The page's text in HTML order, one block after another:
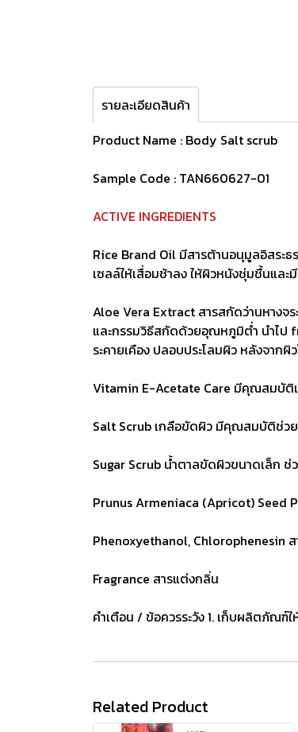
รายละเอียดสินค้า
Product Name : Body Salt scrub
Sample Code : TAN660627-01
ACTIVE INGREDIENTS
Rice Brand Oil มีสารต้านอนุมูลอิสระ
เซลล์ให้เสื่อมช้าลง ให้ผิวหนังชุ่มชื้นแล
Aloe Vera Extract สารสกัดว่านหางจร
และกรรมวิธีสกัดด้วยอุณหภูมิต่ำ นำไป
ระคายเคือง ปลอบประโลมผิว หลังจากผิ
Vitamin E-Acetate Care มีคุณสมบัติ
Salt Scrub เกลือขัดผิว มีคุณสมบัติช่ว
Sugar Scrub น้ำตาลขัดผิวขนาดเล็ก
Prunus Armeniaca (Apricot) Seed
Phenoxyethanol, Chlorophenesin ส
Fragrance สารแต่งกลิ่น
คำเตือน / ข้อควรระวัง 1. เก็บผลิตภัณ
Related Product